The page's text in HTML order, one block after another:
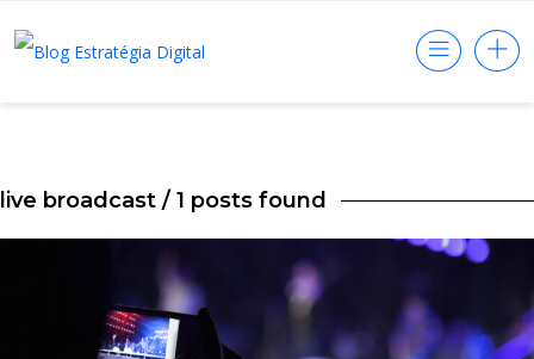
live broadcast / 1 posts found